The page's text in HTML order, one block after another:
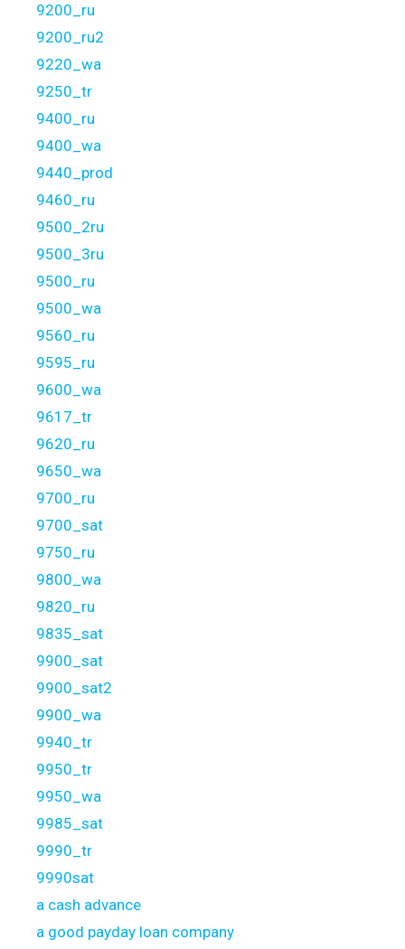
9200_ru
9200_ru2
9220_wa
9250_tr
9400_ru
9400_wa
9440_prod
9460_ru
9500_2ru
9500_3ru
9500_ru
9500_wa
9560_ru
9595_ru
9600_wa
9617_tr
9620_ru
9650_wa
9700_ru
9700_sat
9750_ru
9800_wa
9820_ru
9835_sat
9900_sat
9900_sat2
9900_wa
9940_tr
9950_tr
9950_wa
9985_sat
9990_tr
9990sat
a cash advance
a good payday loan company